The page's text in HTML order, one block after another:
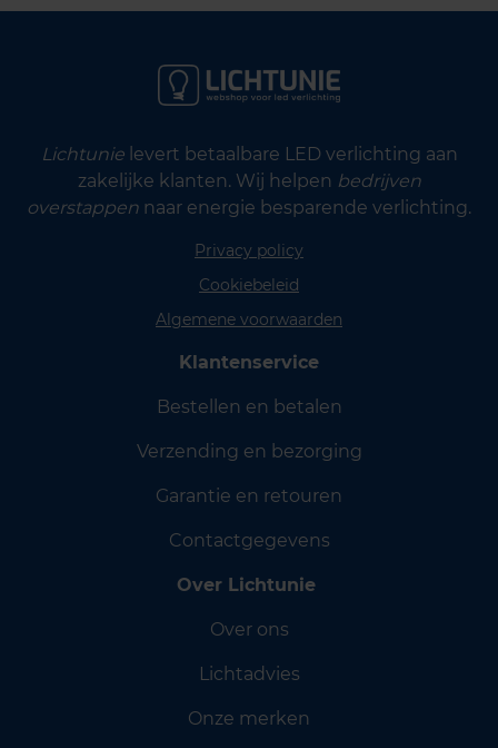
Lichtunielevert betaalbare LED verlichting aan
zakelijke klanten. Wij helpen bedrijven
overstappen naar energie besparende verlichting.
Privacy policy
Cookiebeleid
Algemene voorwaarden
Klantenservice
Bestellen en betalen
Verzending en bezorging
Garantie en retouren
Contactgegevens
Over Lichtunie
Over ons
Lichtadvies
Onze merken